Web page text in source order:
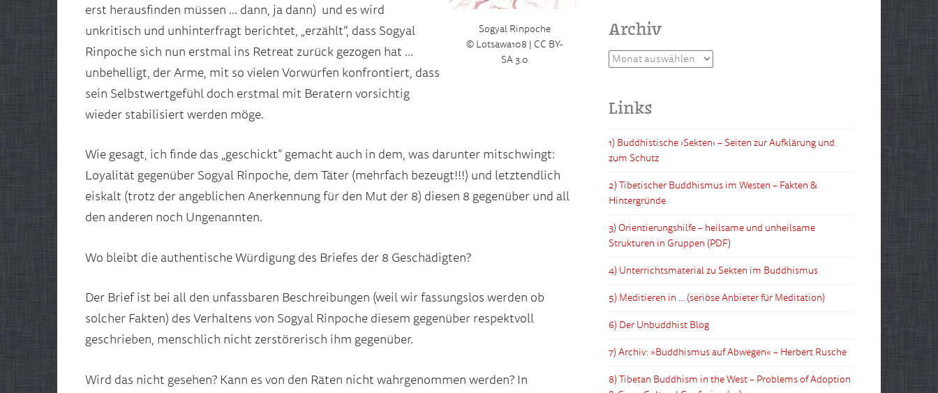
Sogyal Rinpoche
© Lotsawa108 | CC BY-
SA 3.0
erst herausfinden müssen … dann, ja dann) und es wird
unkritisch und unhinterfragt berichtet, „erzählt“, dass Sogyal
Rinpoche sich nun erstmal ins Retreat zurück gezogen hat …
unbehelligt, der Arme, mit so vielen Vorwürfen konfrontiert, dass
sein Selbstwertgefühl doch erstmal mit Beratern vorsichtig
wieder stabilisiert werden möge.
Wie gesagt, ich finde das „geschickt“ gemacht auch in dem, was darunter mitschwingt:
Loyalität gegenüber Sogyal Rinpoche, dem Täter (mehrfach bezeugt!!!) und letztendlich
eiskalt (trotz der angeblichen Anerkennung für den Mut der 8) diesen 8 gegenüber und all
den anderen noch Ungenannten.
Wo bleibt die authentische Würdigung des Briefes der 8 Geschädigten?
Der Brief ist bei all den unfassbaren Beschreibungen (weil wir fassungslos werden ob
solcher Fakten) des Verhaltens von Sogyal Rinpoche diesem gegenüber respektvoll
geschrieben, menschlich nicht zerstörerisch ihm gegenüber.
Wird das nicht gesehen? Kann es von den Räten nicht wahrgenommen werden? In
Archiv
Archiv
Links
1) Buddhistische ›Sekten‹ – Seiten zur Aufklärung und
zum Schutz
2) Tibetischer Buddhismus im Westen – Fakten &
Hintergründe
3) Orientierungshilfe – heilsame und unheilsame
Strukturen in Gruppen (PDF)
4) Unterrichtsmaterial zu Sekten im Buddhismus
5) Meditieren in … (seriöse Anbieter für Meditation)
6) Der Unbuddhist Blog
7) Archiv: »Buddhismus auf Abwegen« – Herbert Rusche
8) Tibetan Buddhism in the West – Problems of Adoption